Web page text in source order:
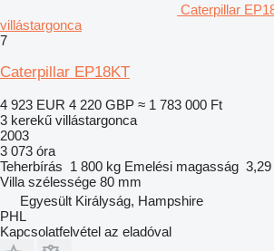
Caterpillar
villástargonca
7
Caterpillar EP18KT
4 923 EUR 4 220 GBP ≈ 1 783 000 Ft
3 kerekű villástargonca
2003
3 073 óra
Teherbírás 1 800 kg Emelési magasság 3,29
Villa szélessége 80 mm
Egyesült Királyság, Hampshire
PHL
Kapcsolatfelvétel az eladóval